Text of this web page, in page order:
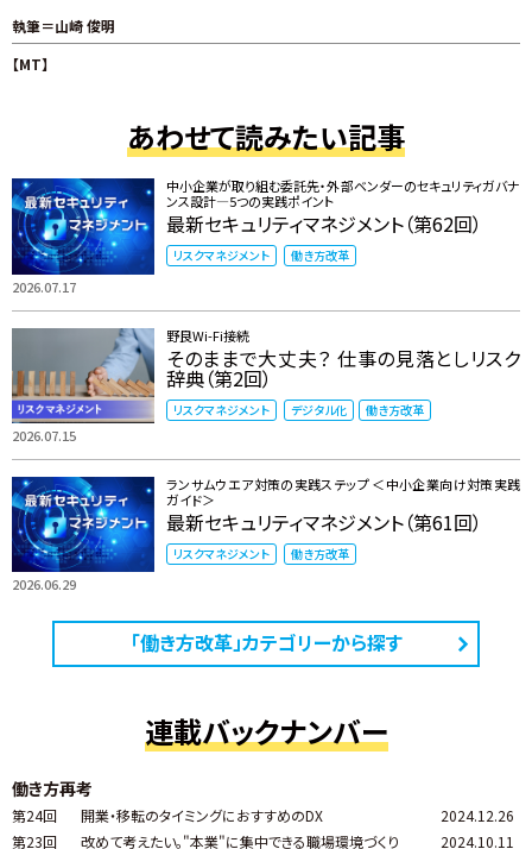
執筆＝山崎 俊明
【MT】
あわせて読みたい記事
2026.07.17
中小企業が取り組む委託先・外部ベンダーのセキュリティガバナ
ンス設計―5つの実践ポイント
最新セキュリティマネジメント（第62回）
リスクマネジメント 働き方改革
2026.07.15
野良Wi-Fi接続
そのままで大丈夫？ 仕事の見落としリスク
辞典（第2回）
リスクマネジメント デジタル化 働き方改革
2026.06.29
ランサムウエア対策の実践ステップ ＜中小企業向け対策実践
ガイド＞
最新セキュリティマネジメント（第61回）
リスクマネジメント 働き方改革
「働き方改革」カテゴリーから探す
連載バックナンバー
働き方再考
第24回 開業・移転のタイミングにおすすめのDX
2024.12.26
第23回
改めて考えたい。"本業"に集中できる職場環境づくり
2024.10.11